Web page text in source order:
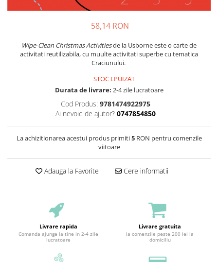
58,14 RON
Wipe-Clean Christmas Activitiesde la Usborne este o carte de
activitati reutilizabila, cu muulte activitati superbe cu tematica
Craciunului.
STOC EPUIZAT
Durata de livrare: 2-4 zile lucratoare
Cod Produs: 9781474922975
Ai nevoie de ajutor? 0747854850
La achizitionarea acestui produs primiti5RON pentru comenzile
viitoare
Adauga la Favorite Cere informatii
Livrare rapida
Comanda ajunge la tine in 2-4 zile
lucratoare
Livrare gratuita
la comenzile peste 200 lei la
domiciliu